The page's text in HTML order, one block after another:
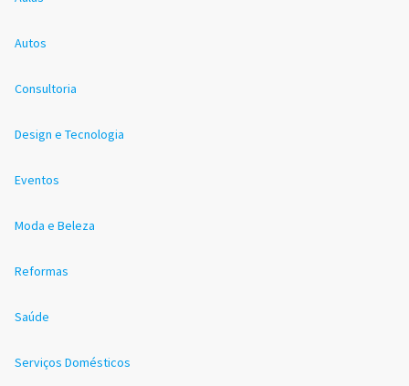
Autos
Consultoria
Design e Tecnologia
Eventos
Moda e Beleza
Reformas
Saúde
Serviços Domésticos